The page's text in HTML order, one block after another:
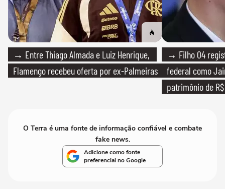
→ Entre Thiago Almada e Luiz Henrique,
Flamengo recebeu oferta por ex-Palmeiras
→ Filho 04
federal como
patrimônio de
O Terra é uma fonte de informação confiável e combate
fake news.
Adicione como fonte
preferencial no Google